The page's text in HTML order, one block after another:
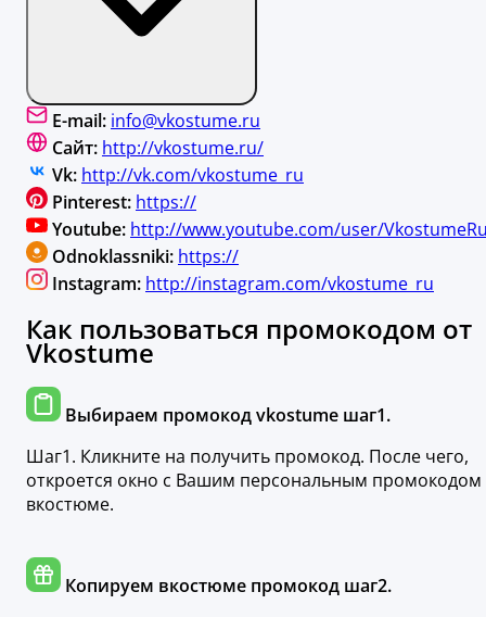
E-mail: info@vkostume.ru
Сайт: http://vkostume.ru/
Vk: http://vk.com/vkostume_ru
Pinterest: https://
Youtube: http://www.youtube.com/user/
Odnoklassniki: https://
Instagram: http://instagram.com/vkostume_ru
Как пользоваться промокодом от
Vkostume
Выбираем промокод vkostume шаг1.
Шаг1. Кликните на получить промокод. После чего,
откроется окно с Вашим персональным промокодом
вкостюме.
Копируем вкостюме промокод шаг2.